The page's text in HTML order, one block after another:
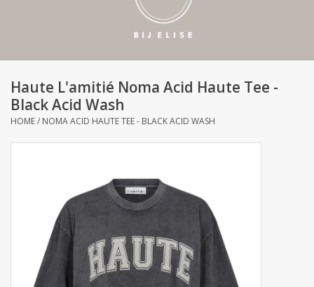
SALE
Merken
Haute L'amitié Noma Acid Haute Tee -
Black Acid Wash
HOME/ NOMA ACID HAUTE TEE - BLACK ACID WASH